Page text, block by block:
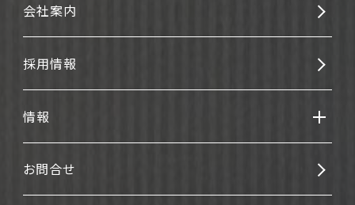
会社案内
採用情報
情報
お問合せ